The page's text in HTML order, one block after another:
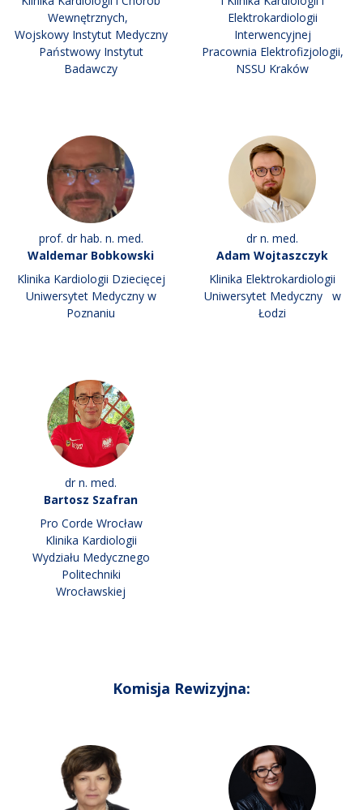
Wewnętrznych,
Wojskowy Instytut Medyczny
Państwowy Instytut
Badawczy
Elektrokardiologii
Interwencyjnej
Pracownia Elektrofizjologii,
NSSU Kraków
prof. dr hab. n. med.
Waldemar Bobkowski
Klinika Kardiologii Dziecięcej
Uniwersytet Medyczny w
Poznaniu
dr n. med.
Adam Wojtaszczyk
Klinika Elektrokardiologii
Uniwersytet Medyczny w
Łodzi
dr n. med.
Bartosz Szafran
Pro Corde Wrocław
Klinika Kardiologii
Wydziału Medycznego
Politechniki
Wrocławskiej
Komisja Rewizyjna: